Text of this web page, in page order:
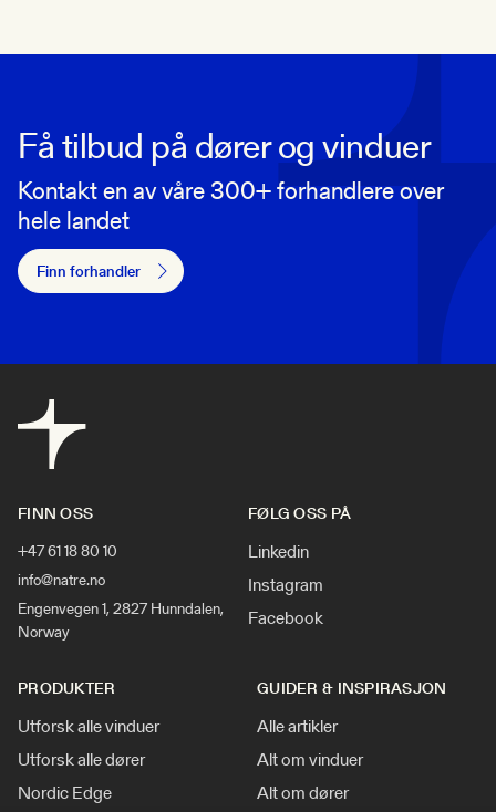
Få tilbud på dører og vinduer
Kontakt en av våre 300+ forhandlere over
hele landet
Finn forhandler
FINN OSS
+47 61 18 80 10
info@natre.no
Engenvegen 1, 2827 Hunndalen,
Norway
FØLG OSS PÅ
Linkedin
Instagram
Facebook
PRODUKTER
Utforsk alle vinduer
Utforsk alle dører
Nordic Edge
GUIDER & INSPIRASJON
Alle artikler
Alt om vinduer
Alt om dører